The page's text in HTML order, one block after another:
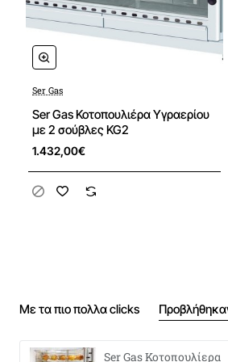
Ser Gas
Ser Gas Κοτοπουλιέρα Υγραερίου
με 2 σούβλες KG2
1.432,00€
Με τα πιο πολλα clicks
Ser Gas Κοτοπουλίερα